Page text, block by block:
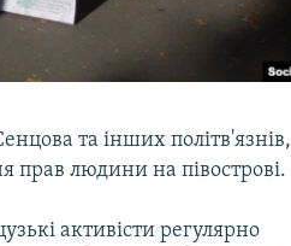
та інших політв'язнів,
прав людини на півострові.
активісти регулярно